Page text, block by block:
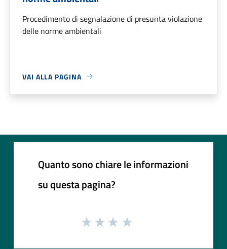
Procedimento di segnalazione di presunta violazione
delle norme ambientali
VAI ALLA PAGINA
Quanto sono chiare le informazioni
su questa pagina?